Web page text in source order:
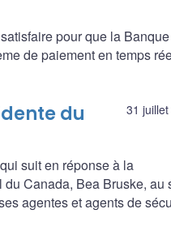
pour que la
de paiement en temps
31
du
suit en réponse à la
Canada, Bea Bruske, au
agentes et agents de